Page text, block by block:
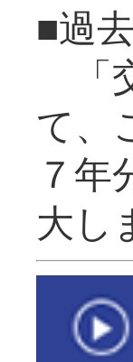
■過
「
て、
７
大